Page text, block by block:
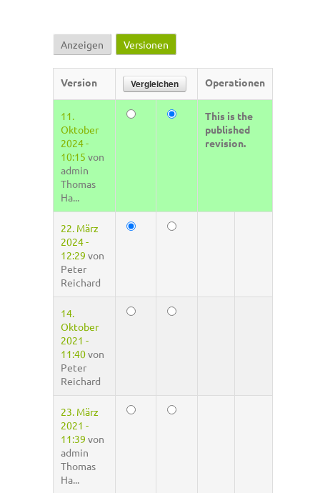
Haupt-Reiter
Anzeigen Versionen
Version Operationen
11.
Oktober
2024 -
10:15 von
admin
Thomas
Ha...
This is the
published
revision.
22. März
2024 -
12:29 von
Peter
Reichard
14.
Oktober
2021 -
11:40von
Peter
Reichard
23. März
2021 -
11:39 von
admin
Thomas
Ha...